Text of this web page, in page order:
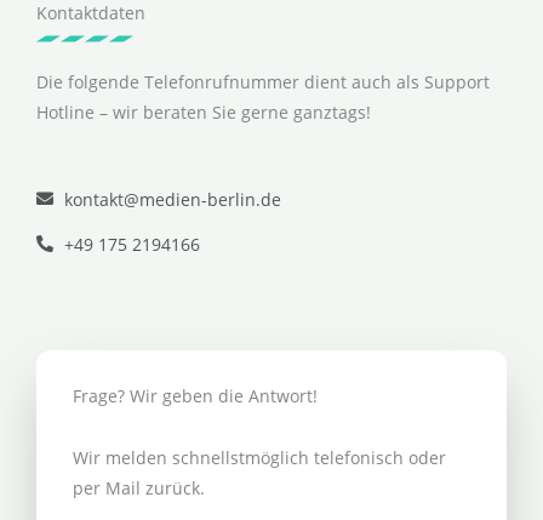
Kontaktdaten
Die folgende Telefonrufnummer dient auch als Support
Hotline – wir beraten Sie gerne ganztags!
kontakt@medien-berlin.de
+49 175 2194166
Frage? Wir geben die Antwort!
Wir melden schnellstmöglich telefonisch oder
per Mail zurück.